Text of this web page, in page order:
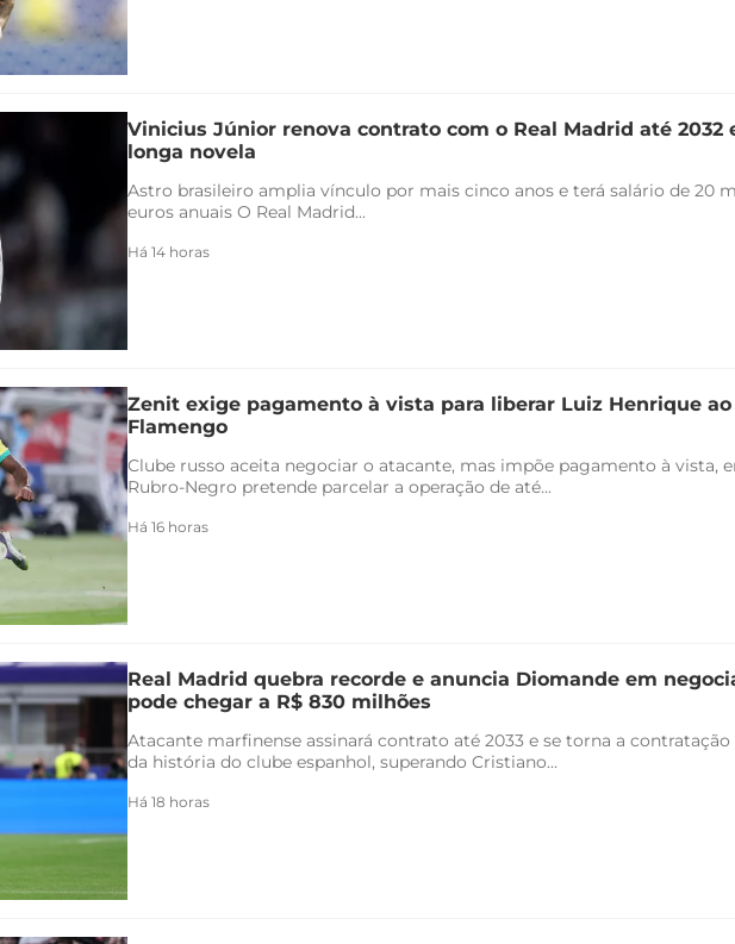
Vinicius Júnior renova contrato com o Real Madrid até 2032
longa novela
Astro brasileiro amplia vínculo por mais cinco anos e terá salário de 20
euros anuais O Real Madrid...
Há 14 horas
Zenit exige pagamento à vista para liberar Luiz Henrique ao
Flamengo
Clube russo aceita negociar o atacante, mas impõe pagamento à vista,
Rubro-Negro pretende parcelar a operação de até...
Há 16 horas
Real Madrid quebra recorde e anuncia Diomande em
pode chegar a R$ 830 milhões
Atacante marfinense assinará contrato até 2033 e se torna a contratação
da história do clube espanhol, superando Cristiano...
Há 18 horas